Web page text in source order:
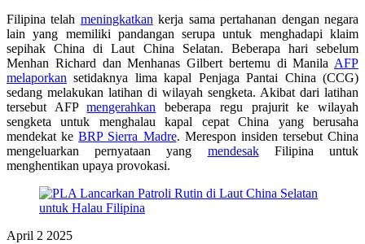
Filipina telah meningkatkan kerja sama pertahanan dengan negara
lain yang memiliki pandangan serupa untuk menghadapi klaim
sepihak China di Laut China Selatan. Beberapa hari sebelum
Menhan Richard dan Menhanas Gilbert bertemu di Manila AFP
melaporkan setidaknya lima kapal Penjaga Pantai China (CCG)
sedang melakukan latihan di wilayah sengketa. Akibat dari latihan
tersebut AFPmengerahkan beberapa regu prajurit ke wilayah
sengketauntuk menghalau kapal cepat China yang berusaha
mendekat keBRP Sierra Madre. Merespon insiden tersebut China
mengeluarkan
pernyataan yang mendesakFilipina untuk
menghentikan upaya provokasi.
April 2 2025